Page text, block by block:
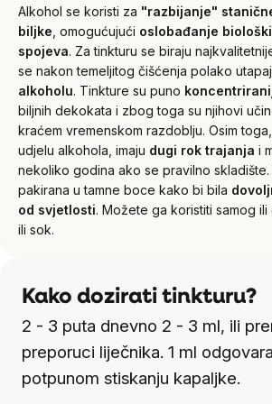
Alkohol se koristi za "razbijanje"
biljke , omogućujući oslobađanje
spojeva. Za tinkturu se biraju
se nakon temeljitog čišćenja polako
alkoholu. Tinkture su puno
biljnih dekokata i zbog toga su njihovi
kraćem vremenskom razdoblju. Osim
udjelu alkohola, imaju dugi rok trajanja i
nekoliko godina ako se pravilno skladište.
pakirana u tamne boce kako bi bila
od svjetlosti. Možete ga koristiti samog
ili sok.
Kako dozirati tinkturu?
2 - 3 puta dnevno 2 - 3 ml, ili
preporuci liječnika. 1 ml odgovara
potpunom stiskanju kapaljke.